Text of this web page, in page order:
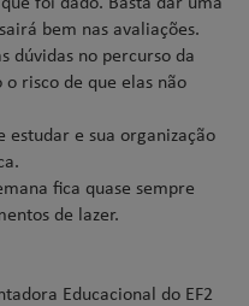
bem nas avaliações.
dúvidas no percurso da
risco de que elas não
estudar e sua organização
fica quase sempre
de lazer.
Educacional do EF2